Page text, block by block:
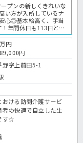
プンの新しくきれいな
い方が入所しているナ
心◎基本給高く、手当
年間休日も113日と多
る職場環境です！気に
♬有料老人ホームでの
ホームの求人＞
円
円
字上前田5-1
ける訪問介護サービ
者の快適で自立した生
す☆